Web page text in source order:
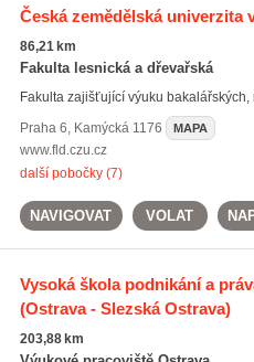
Česká zemědělská univerzita
86,21 km
Fakulta lesnická a dřevařská
Fakulta zajišťující výuku bakalářských,
Praha 6, Kamýcká 1176 MAPA
www.fld.czu.cz
další pobočky (7)
NAVIGOVAT VOLAT
Vysoká škola podnikání a
(Ostrava - Slezská Ostrava)
203,88 km